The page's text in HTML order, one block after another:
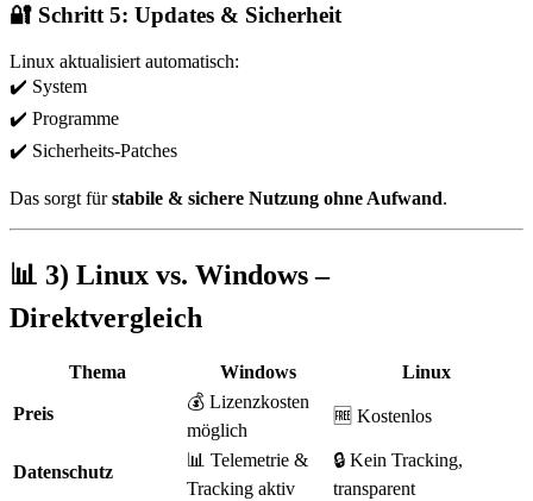
🔐 Schritt 5: Updates & Sicherheit
Linux aktualisiert automatisch:
✔️ System
✔️ Programme
✔️ Sicherheits-Patches
Das sorgt fürstabile & sichere Nutzung ohne Aufwand.
📊 3) Linux vs. Windows –
Direktvergleich
Thema Windows Linux
Preis
💰 Lizenzkosten
möglich
🆓 Kostenlos
Datenschutz
📊 Telemetrie &
Tracking aktiv
🔒 Kein Tracking,
transparent